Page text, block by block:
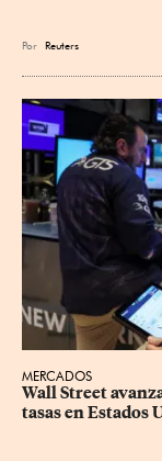
Por Reuters
MERCADOS
Wall Street
tasas en Estados